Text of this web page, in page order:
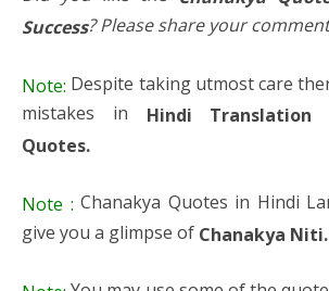
Success? Please share your
Note: Despite taking utmost care
mistakes in Hindi Translation
Quotes.
Note : Chanakya Quotes in Hindi
give you a glimpse of Chanakya Niti.